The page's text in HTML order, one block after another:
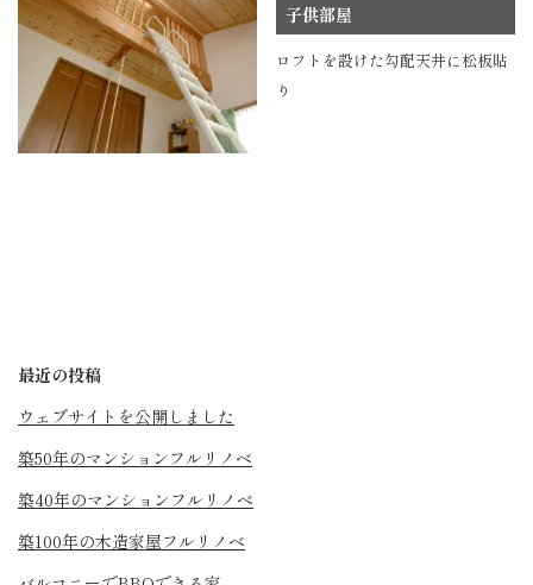
子供部屋
ロフトを設けた勾配天井に松板貼
り
最近の投稿
ウェブサイトを公開しました
築50年のマンションフルリノベ
築40年のマンションフルリノベ
築100年の木造家屋フルリノベ